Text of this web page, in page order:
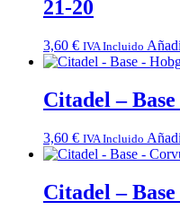
21-20
3,60 € IVA Incluido
Citadel –
3,60 € IVA Incluido
Citadel –